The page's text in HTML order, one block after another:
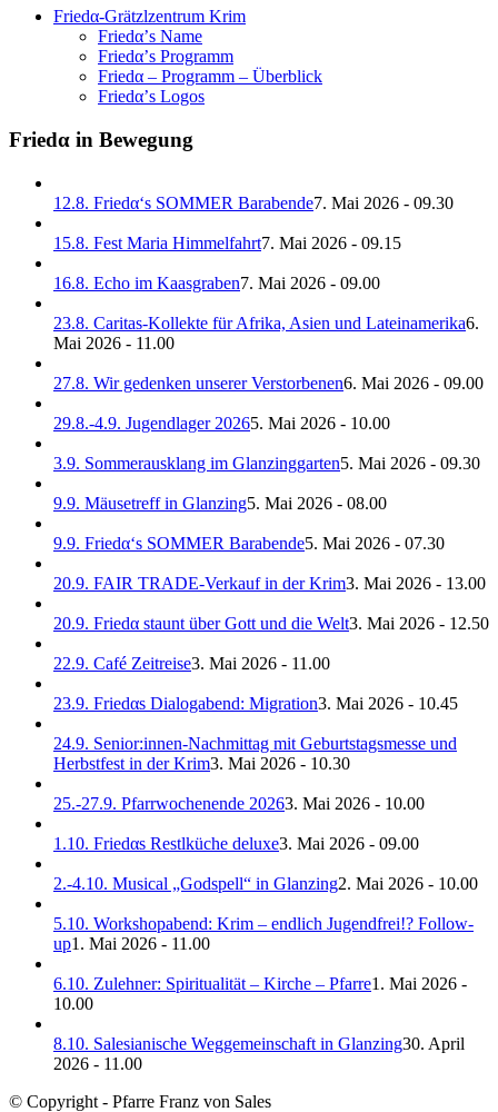
Friedα-Grätzlzentrum Krim
Friedα’s Name
Friedα’s Programm
Friedα – Programm – Überblick
Friedα’s Logos
Friedα in Bewegung
12.8. Friedα‘s SOMMER Barabende7. Mai 2026 - 09.30
15.8. Fest Maria Himmelfahrt7. Mai 2026 - 09.15
16.8. Echo im Kaasgraben7. Mai 2026 - 09.00
23.8. Caritas-Kollekte für Afrika, Asien und Lateinamerika6.
Mai 2026 - 11.00
27.8. Wir gedenken unserer Verstorbenen6. Mai 2026 - 09.00
29.8.-4.9. Jugendlager 20265. Mai 2026 - 10.00
3.9. Sommerausklang im Glanzinggarten5. Mai 2026 - 09.30
9.9. Mäusetreff in Glanzing5. Mai 2026 - 08.00
9.9. Friedα‘s SOMMER Barabende5. Mai 2026 - 07.30
20.9. FAIR TRADE-Verkauf in der Krim3. Mai 2026 - 13.00
20.9. Friedα staunt über Gott und die Welt3. Mai 2026 - 12.50
22.9. Café Zeitreise3. Mai 2026 - 11.00
23.9. Friedαs Dialogabend: Migration3. Mai 2026 - 10.45
24.9. Senior:innen-Nachmittag mit Geburtstagsmesse und
Herbstfest in der Krim3. Mai 2026 - 10.30
25.-27.9. Pfarrwochenende 20263. Mai 2026 - 10.00
1.10. Friedαs Restlküche deluxe3. Mai 2026 - 09.00
2.-4.10. Musical „Godspell“ in Glanzing2. Mai 2026 - 10.00
5.10. Workshopabend: Krim – endlich Jugendfrei!? Follow-
up1. Mai 2026 - 11.00
6.10. Zulehner: Spiritualität – Kirche – Pfarre1. Mai 2026 -
10.00
8.10. Salesianische Weggemeinschaft in Glanzing30. April
2026 - 11.00
© Copyright - Pfarre Franz von Sales